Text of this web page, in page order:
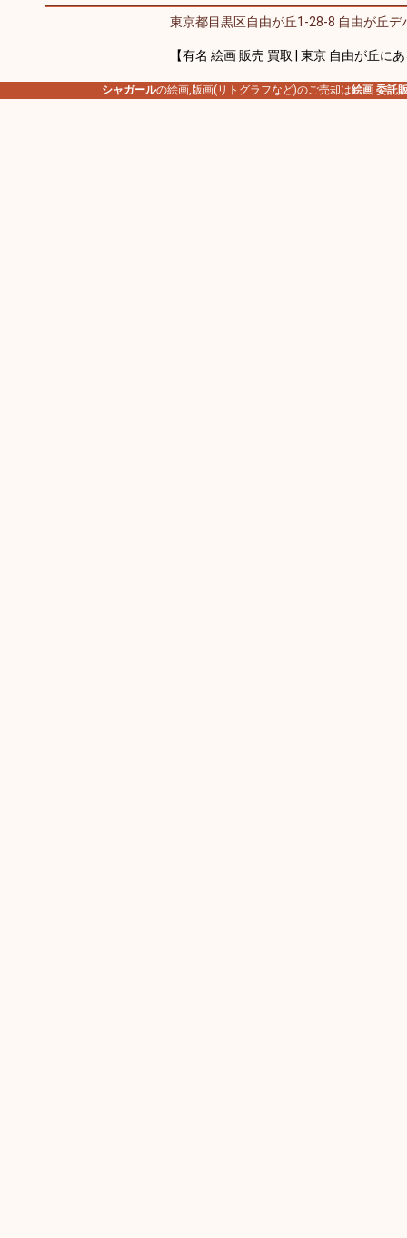
東京都目黒区自由が丘1-28-8 自由が丘デ
【有名 絵画 販売 買取 | 東京 自由が丘に
シャガールの絵画,版画(リトグラフなど)のご売却は絵画 委託